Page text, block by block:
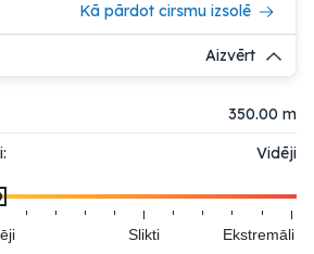
Kā pārdot cirsmu izsolē
Aizvērt
350.00 m
Vidēji
Slikti Ekstremāli